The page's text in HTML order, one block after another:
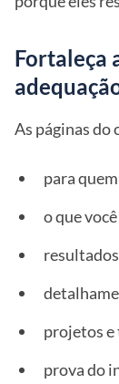
Fortaleça
As páginas do
para
o que
projetos e
prova do